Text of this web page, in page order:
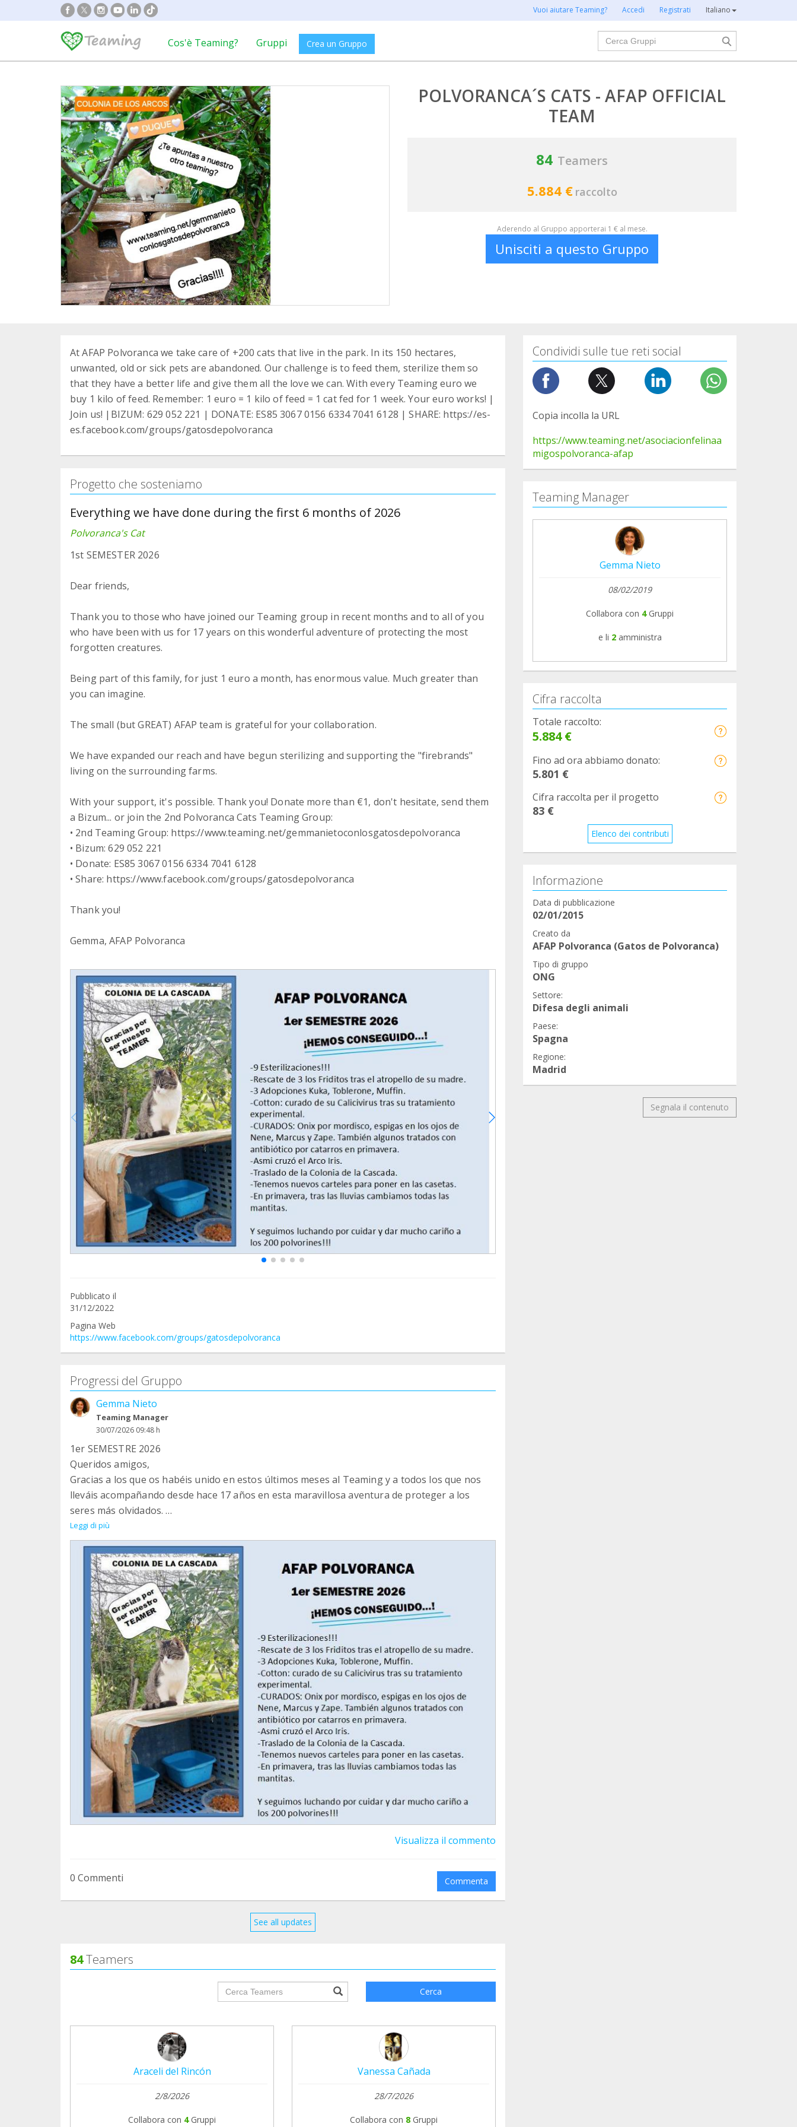
Vuoi aiutare Teaming? Accedi Registrati Italiano
Cos'è Teaming? Gruppi Crea un Gruppo
Cerca
POLVORANCA´S CATS - AFAP OFFICIAL
TEAM
84 Teamers
5.884 € raccolto
Aderendo al Gruppo apporterai 1 € al mese.
Unisciti a questo Gruppo
At AFAP Polvoranca we take care of +200 cats that live in the park. In its 150 hectares,
unwanted, old or sick pets are abandoned. Our challenge is to feed them, sterilize them so
that they have a better life and give them all the love we can. With every Teaming euro we
buy 1 kilo of feed. Remember: 1 euro = 1 kilo of feed = 1 cat fed for 1 week. Your euro works! |
Join us! |BIZUM: 629 052 221 | DONATE: ES85 3067 0156 6334 7041 6128 | SHARE: https://es-
es.facebook.com/groups/gatosdepolvoranca
Progetto che sosteniamo
Everything we have done during the first 6 months of 2026
Polvoranca's Cat
1st SEMESTER 2026
Dear friends,
Thank you to those who have joined our Teaming group in recent months and to all of you
who have been with us for 17 years on this wonderful adventure of protecting the most
forgotten creatures.
Being part of this family, for just 1 euro a month, has enormous value. Much greater than
you can imagine.
The small (but GREAT) AFAP team is grateful for your collaboration.
We have expanded our reach and have begun sterilizing and supporting the "firebrands"
living on the surrounding farms.
With your support, it's possible. Thank you! Donate more than €1, don't hesitate, send them
a Bizum... or join the 2nd Polvoranca Cats Teaming Group:
• 2nd Teaming Group: https://www.teaming.net/gemmanietoconlosgatosdepolvoranca
• Bizum: 629 052 221
• Donate: ES85 3067 0156 6334 7041 6128
• Share: https://www.facebook.com/groups/gatosdepolvoranca
Thank you!
Pubblicato il
31/12/2022
Pagina Web
https://www.facebook.com/groups/gatosdepolvoranca
Progressi del Gruppo
Gemma Nieto
Teaming Manager
30/07/2026 09:48 h
1er SEMESTRE 2026
Queridos amigos,
Gracias a los que os habéis unido en estos últimos meses al Teaming y a todos los que nos
lleváis acompañando desde hace 17 años en esta maravillosa aventura de proteger a los
seres más olvidados.
Formar parte de esta familia, por solo 1 euro al mes, tiene un valor enorme. Mucho más
grande de lo que podáis imaginar.
El pequeño (pero GRAN equipo de AFAP) estamos agradecidos de vuestra colaboración.
Hemos ampliado nuestro radio de acción y comenzamos a esterilizar y apoyar a los
"polvorines" que viven en las fincas de alrededor.
Con tu apoyo es posible. ¡Gracias!
DONA MÁS DE 1 EURO, NO TE LO PIENSES, HAZLES UN BIZUM... o apúntate al 2º TEAMING de
los gatos de Polvoranca:
• 2º TEAMING: https://www.teaming.net/gemmanietoconlosgatosdepolvoranca
• BIZUM: 629 052 221
• DONA: ES85 3067 0156 6334 7041 6128
• DIFUNDE: https://www.facebook.com/groups/gatosdepolvoranca
Gracias!
Gemma, AFAP Polvoranca
Leggi di più
Visualizza il commento
0 Commenti Commenta
See all updates
84Teamers
groupProfile.searchForm.search.text??? Cerca
Araceli del Rincón
2/8/2026
Collabora con 4 Gruppi
Vanessa Cañada
28/7/2026
Collabora con 8 Gruppi
Condividi sulle tue reti social
Copia incolla la URL
https://www.teaming.net/asociacionfelinaa
migospolvoranca-afap
Teaming Manager
Gemma Nieto
08/02/2019
Collabora con 4Gruppi
e li 2 amministra
Cifra raccolta
Totale raccolto:
5.884 €
Fino ad ora abbiamo donato:
5.801 €
Cifra raccolta per il progetto
83 €
Elenco dei contributi
Informazione
Data di pubblicazione
02/01/2015
Creato da
AFAP Polvoranca (Gatos de Polvoranca)
Tipo di gruppo
ONG
Settore:
Difesa degli animali
Paese:
Spagna
Regione:
Madrid
Segnala il contenuto